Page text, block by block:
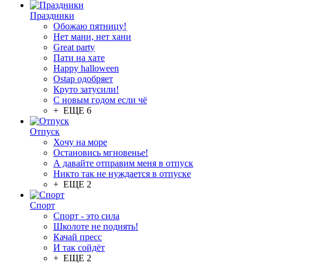
Праздники
Обожаю пятницу!
Нет мани, нет хани
Great party
Пати на хате
Happy halloween
Ostap одобряет
Круто затусили!
С новым годом если чё
+ ЕЩЕ 6
Отпуск
Хочу на море
Остановись мгновенье!
А давайте отправим меня в отпуск
Никто так не нуждается в отпуске
+ ЕЩЕ 2
Спорт
Спорт - это сила
Школоте не поднять!
Качай пресс
И так сойдёт
+ ЕЩЕ 2